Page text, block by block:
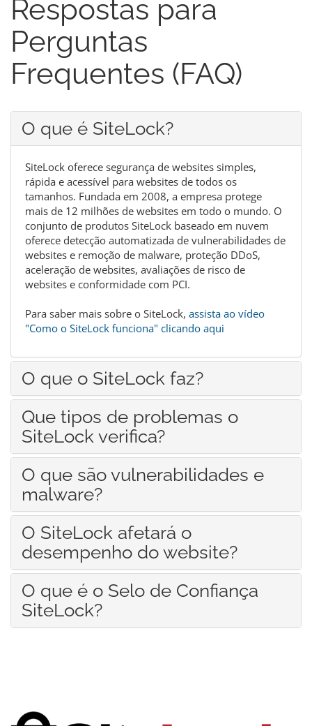
Respostas para
Perguntas
Frequentes (FAQ)
O que é SiteLock?
SiteLock oferece segurança de websites simples,
rápida e acessível para websites de todos os
tamanhos. Fundada em 2008, a empresa protege
mais de 12 milhões de websites em todo o mundo. O
conjunto de produtos SiteLock baseado em nuvem
oferece detecção automatizada de vulnerabilidades de
websites e remoção de malware, proteção DDoS,
aceleração de websites, avaliações de risco de
websites e conformidade com PCI.
Para saber mais sobre o SiteLock, assista ao vídeo
"Como o SiteLock funciona" clicando aqui
O que o SiteLock faz?
Que tipos de problemas o
SiteLock verifica?
O que são vulnerabilidades e
malware?
O SiteLock afetará o
desempenho do website?
O que é o Selo de Confiança
SiteLock?